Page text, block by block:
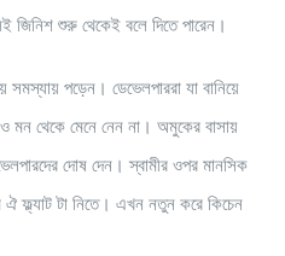
জিনিশ শুরু থেকেই বলে দিতে পারেন।
সমস্যায় পড়েন। ডেভেলপাররা যা বানিয়ে
ও মন থেকে মেনে নেন না। অমুকের বাসায়
দোষ দেন। স্বামীর ওপর মানসিক
ফ্ল্যাট টা নিতে। এখন নতুন করে কিচেন